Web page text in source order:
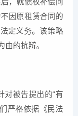
，就债权补偿问
因原租赁合同的
定义务。该策略
由的抗辩。
对被告提出的“有
严格依据《民法